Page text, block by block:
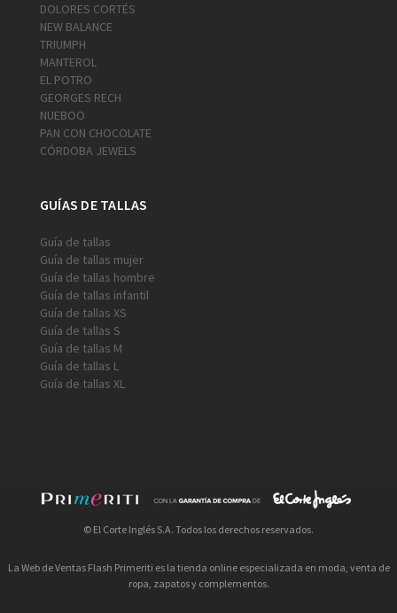
DOLORES CORTÉS
NEW BALANCE
TRIUMPH
MANTEROL
EL POTRO
GEORGES RECH
NUEBOO
PAN CON CHOCOLATE
CÓRDOBA JEWELS
GUÍAS DE TALLAS
Guía de tallas
Guía de tallas mujer
Guía de tallas hombre
Guía de tallas infantil
Guía de tallas XS
Guía de tallas S
Guía de tallas M
Guía de tallas L
Guía de tallas XL
© El Corte Inglés S.A. Todos los derechos reservados.
La Web de Ventas Flash Primeriti es la tienda online especializada en moda, venta de
ropa, zapatos y complementos.